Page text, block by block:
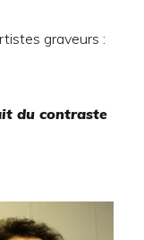
graveurs :
du contraste